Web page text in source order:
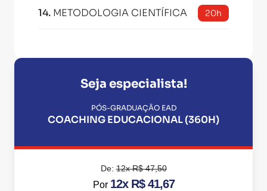
14. METODOLOGIA CIENTÍFICA 20h
Seja especialista!
PÓS-GRADUAÇÃO EAD
COACHING EDUCACIONAL (360H)
De:12x R$ 47,50
Por 12x R$ 41,67